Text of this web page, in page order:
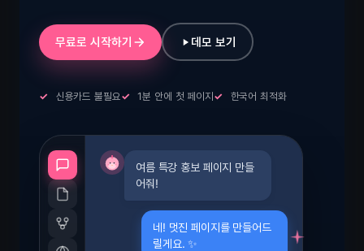
무료로 시작하기 데모 보기
✓ 신용카드 불필요✓ 1분 안에 첫 페이지✓ 한국어 최적화
여름 특강 홍보 페이지 만들
어줘!
네! 멋진 페이지를 만들어드
릴게요. ✨